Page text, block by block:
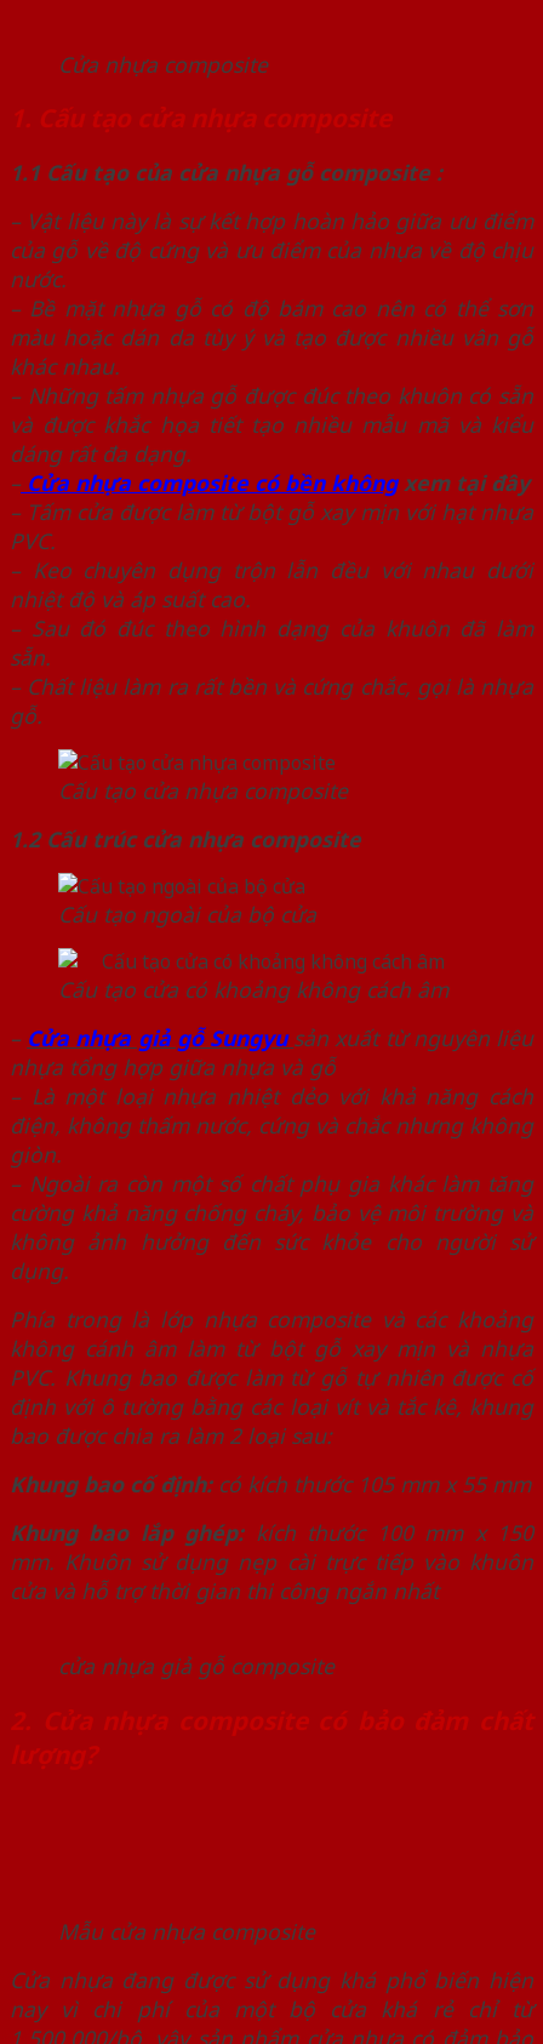
Cửa nhựa composite
1. Cấu tạo cửa nhựa composite
1.1 Cấu tạo của cửa nhựa gỗ composite :
– Vật liệu này là sự kết hợp hoàn hảo giữa ưu điểm
của gỗ về độ cứng và ưu điểm của nhựa về độ chịu
nước.
– Bề mặt nhựa gỗ có độ bám cao nên có thể sơn
màu hoặc dán da tùy ý và tạo được nhiều vân gỗ
khác nhau.
– Những tấm nhựa gỗ được đúc theo khuôn có sẵn
và được khắc họa tiết tạo nhiều mẫu mã và kiểu
dáng rất đa dạng.
– Cửa nhựa composite có bền không xem tại đây
– Tấm cửa được làm từ bột gỗ xay mịn với hạt nhựa
PVC.
– Keo chuyên dụng trộn lẫn đều với nhau dưới
nhiệt độ và áp suất cao.
– Sau đó đúc theo hình dạng của khuôn đã làm
sẵn.
– Chất liệu làm ra rất bền và cứng chắc, gọi là nhựa
gỗ.
Cấu tạo cửa nhựa composite
1.2 Cấu trúc cửa nhựa composite
Cấu tạo ngoài của bộ cửa
Cấu tạo cửa có khoảng không cách âm
– Cửa nhựa giả gỗ Sungyu sản xuất từ nguyên liệu
nhựa tổng hợp giữa nhựa và gỗ
– Là một loại nhựa nhiệt dẻo với khả năng cách
điện, không thấm nước, cứng và chắc nhưng không
giòn.
– Ngoài ra còn một số chất phụ gia khác làm tăng
cường khả năng chống cháy, bảo vệ môi trường và
không ảnh hưởng đến sức khỏe cho người sử
dụng.
Phía trong là lớp nhựa composite và các khoảng
không cánh âm làm từ bột gỗ xay mịn và nhựa
PVC. Khung bao được làm từ gỗ tự nhiên được cố
định với ô tường bằng các loại vít và tắc kê, khung
bao được chia ra làm 2 loại sau:
Khung bao cố định: có kích thước 105 mm x 55 mm
Khung bao lắp ghép: kích thước 100 mm x 150
mm. Khuôn sử dụng nẹp cài trực tiếp vào khuôn
cửa và hỗ trợ thời gian thi công ngắn nhất
cửa nhựa giả gỗ composite
2. Cửa nhựa composite có bảo đảm chất
lượng?
Mẫu cửa nhựa composite
Cửa nhựa đang được sử dụng khá phổ biến hiện
nay vì chi phí của một bộ cửa khá rẻ chỉ từ